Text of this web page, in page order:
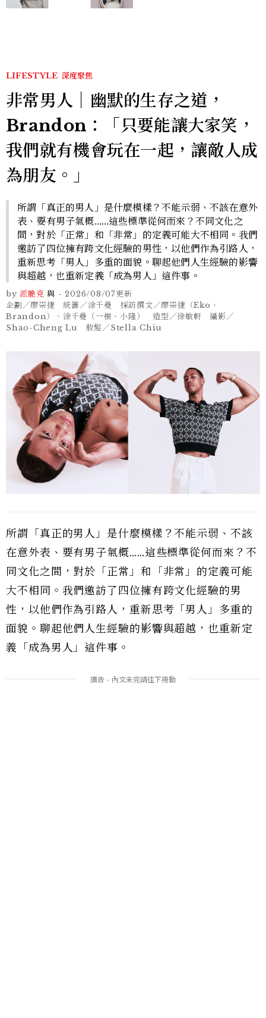
LIFESTYLE 深度聚焦
非常男人｜幽默的生存之道，
Brandon：「只要能讓大家笑，
我們就有機會玩在一起，讓敵人成
為朋友。」
所謂「真正的男人」是什麼模樣？不能示弱、不該在意外
表、要有男子氣概……這些標準從何而來？不同文化之
間，對於「正常」和「非常」的定義可能大不相同。我們
邀訪了四位擁有跨文化經驗的男性，以他們作為引路人，
重新思考「男人」多重的面貌。聊起他們人生經驗的影響
與超越，也重新定義「成為男人」這件事。
by 派脆克 與 -2026/08/07更新
企劃／廖崇捷 統籌／涂千曼 採訪撰文／廖崇捷（Eko、
Brandon）、涂千曼（一樹、小隆） 造型／徐敏軒 攝影／
Shao-Cheng Lu 妝髮／Stella Chiu
所謂「真正的男人」是什麼模樣？不能示弱、不該
在意外表、要有男子氣概……這些標準從何而來？不
同文化之間，對於「正常」和「非常」的定義可能
大不相同。我們邀訪了四位擁有跨文化經驗的男
性，以他們作為引路人，重新思考「男人」多重的
面貌。聊起他們人生經驗的影響與超越，也重新定
義「成為男人」這件事。